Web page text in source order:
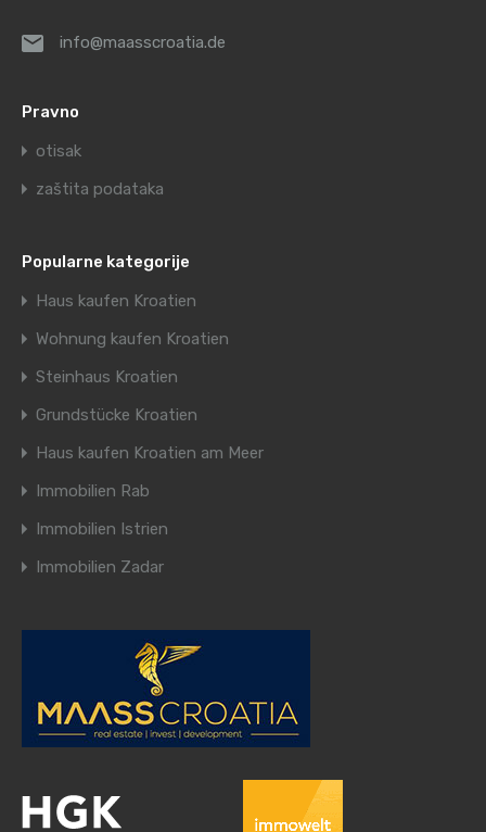
info@maasscroatia.de
Pravno
otisak
zaštita podataka
Popularne kategorije
Haus kaufen Kroatien
Wohnung kaufen Kroatien
Steinhaus Kroatien
Grundstücke Kroatien
Haus kaufen Kroatien am Meer
Immobilien Rab
Immobilien Istrien
Immobilien Zadar